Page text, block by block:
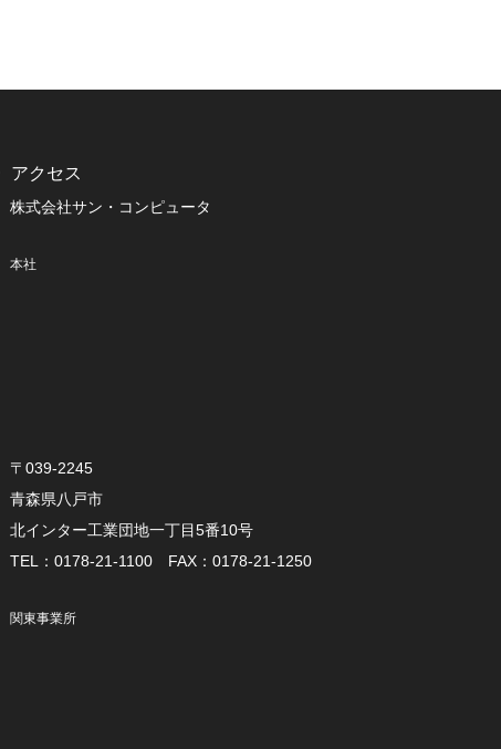
アクセス
株式会社サン・コンピュータ
本社
〒039-2245
青森県八戸市
北インター工業団地一丁目5番10号
TEL：0178-21-1100 FAX：0178-21-1250
関東事業所